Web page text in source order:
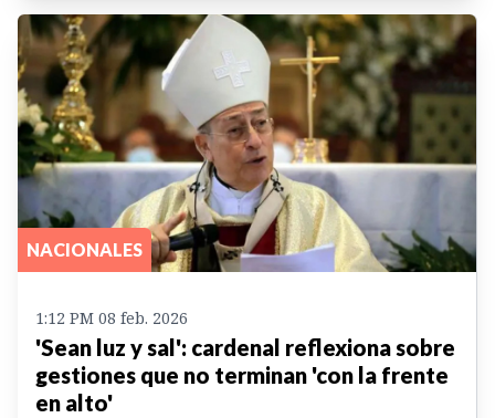
NACIONALES
1:12 PM 08 feb. 2026
'Sean luz y sal': cardenal reflexiona sobre
gestiones que no terminan 'con la frente
en alto'